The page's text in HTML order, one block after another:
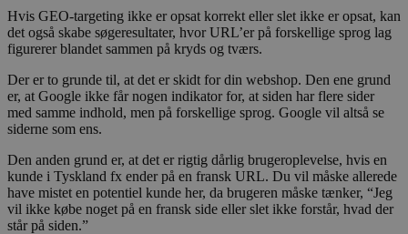
Hvis GEO-targeting ikke er opsat korrekt eller slet ikke er opsat, kan
det også skabe søgeresultater, hvor URL’er på forskellige sprog lag
figurerer blandet sammen på kryds og tværs.
Der er to grunde til, at det er skidt for din webshop. Den ene grund
er, at Google ikke får nogen indikator for, at siden har flere sider
med samme indhold, men på forskellige sprog. Google vil altså se
siderne som ens.
Den anden grund er, at det er rigtig dårlig brugeroplevelse, hvis en
kunde i Tyskland fx ender på en fransk URL. Du vil måske allerede
have mistet en potentiel kunde her, da brugeren måske tænker, “Jeg
vil ikke købe noget på en fransk side eller slet ikke forstår, hvad der
står på siden.”